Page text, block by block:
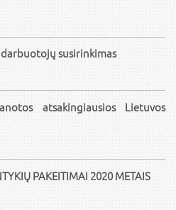
susirinkimas
atsakingiausios Lietuvos
PAKEITIMAI 2020 METAIS